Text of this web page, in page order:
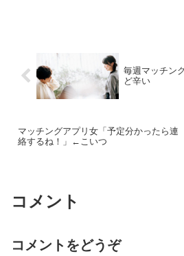
毎週マッチン
ど辛い
マッチングアプリ女「予定分かったら連
絡するね！」←こいつ
コメント
コメントをどうぞ